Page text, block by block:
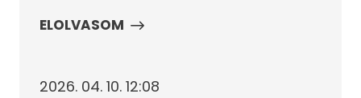
ELOLVASOM
2026. 04. 10. 12:08